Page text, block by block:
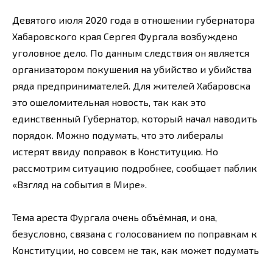
Девятого июля 2020 года в отношении губернатора
Хабаровского края Сергея Фургала возбуждено
уголовное дело. По данным следствия он является
организатором покушения на убийство и убийства
ряда предпринимателей. Для жителей Хабаровска
это ошеломительная новость, так как это
единственный Губернатор, который начал наводить
порядок. Можно подумать, что это либералы
истерят ввиду поправок в Конституцию. Но
рассмотрим ситуацию подробнее, сообщает паблик
«Взгляд на события в Мире».
Тема ареста Фургала очень объёмная, и она,
безусловно, связана с голосованием по поправкам к
Конституции, но совсем не так, как может подумать